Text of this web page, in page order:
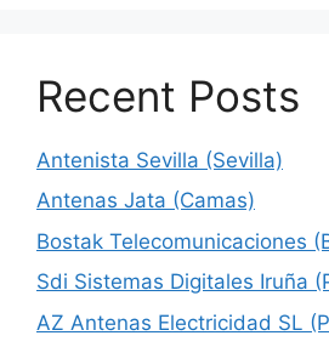
Recent Posts
Antenista Sevilla (Sevilla)
Antenas Jata (Camas)
Bostak Telecomunicaciones
Sdi Sistemas Digitales Iruña
AZ Antenas Electricidad SL